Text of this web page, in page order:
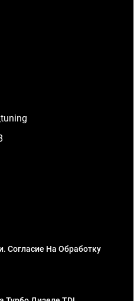
Согласие На Обработку